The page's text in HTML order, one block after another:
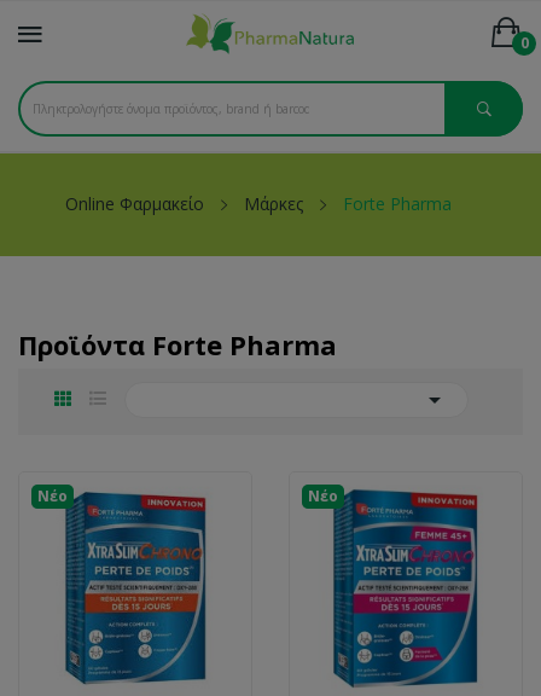
0
Online Φαρμακείο Μάρκες Forte Pharma
Προϊόντα Forte Pharma

Νέο Νέο